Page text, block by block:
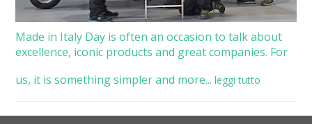
Made in Italy Day is often an occasion to talk about
excellence, iconic products and great companies. For
us, it is something simpler and more... leggi tutto